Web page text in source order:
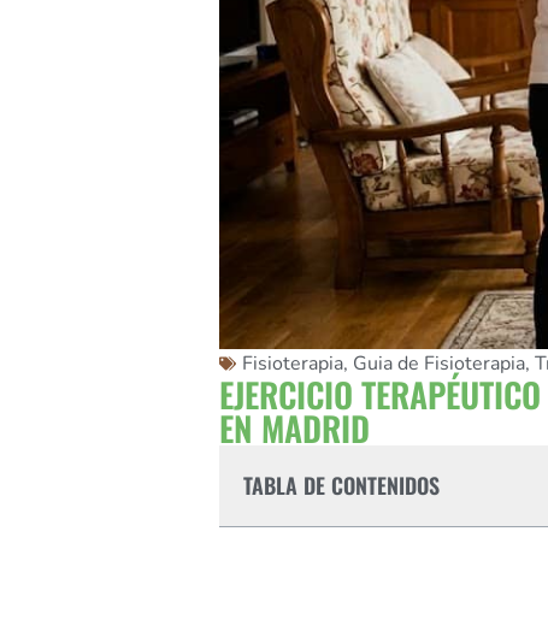
Fisioterapia, Guia de Fisioterapia,
EJERCICIO
EN MADRID
TABLA DE CONTENIDOS